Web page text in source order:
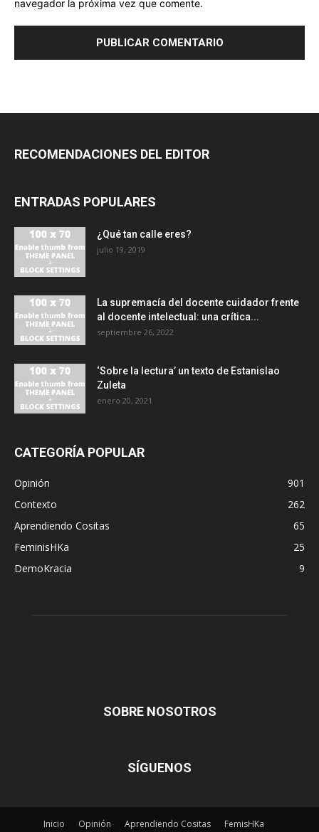
navegador la próxima vez que comente.
RECOMENDACIONES DEL EDITOR
ENTRADAS POPULARES
¿Qué tan calle eres?
julio 19, 2019
La supremacía del docente cuidador frente
al docente intelectual: una crítica...
septiembre 26, 2022
‘Sobre la lectura’ un texto de Estanislao
Zuleta
enero 20, 2021
CATEGORÍA POPULAR
Opinión
901
Contexto
262
Aprendiendo Cositas
65
FeminisHKa
25
DemoKracia
9
SOBRE NOSOTROS
SÍGUENOS
Inicio Opinión Aprendiendo Cositas FemisHKa